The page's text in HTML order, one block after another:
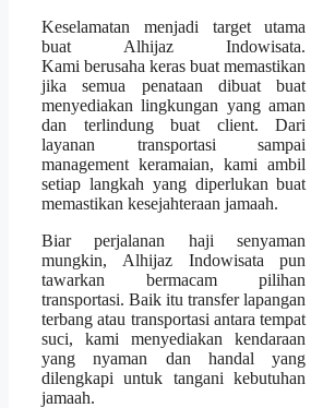
Keselamatan menjadi target utama
buat Alhijaz Indowisata.
Kami berusaha keras buat memastikan
jika semua penataan dibuat buat
menyediakan lingkungan yang aman
dan terlindung buat client. Dari
layanan transportasi sampai
management keramaian, kami ambil
setiap langkah yang diperlukan buat
memastikan kesejahteraan jamaah.
Biar perjalanan haji senyaman
mungkin, Alhijaz Indowisata pun
tawarkan bermacam pilihan
transportasi. Baik itu transfer lapangan
terbang atau transportasi antara tempat
suci, kami menyediakan kendaraan
yang nyaman dan handal yang
dilengkapi untuk tangani kebutuhan
jamaah.